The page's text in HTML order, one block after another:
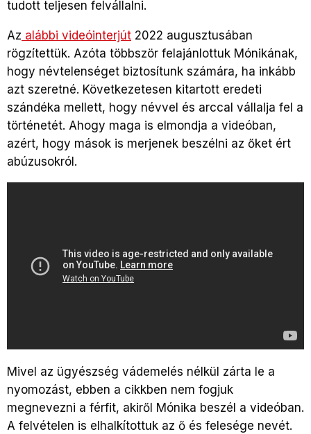
tudott teljesen felvállalni.
Az alábbi videóinterjút 2022 augusztusában
rögzítettük. Azóta többször felajánlottuk Mónikának,
hogy névtelenséget biztosítunk számára, ha inkább
azt szeretné. Következetesen kitartott eredeti
szándéka mellett, hogy névvel és arccal vállalja fel a
történetét. Ahogy maga is elmondja a videóban,
azért, hogy mások is merjenek beszélni az őket ért
abúzusokról.
Mivel az ügyészség vádemelés nélkül zárta le a
nyomozást, ebben a cikkben nem fogjuk
megnevezni a férfit, akiről Mónika beszél a videóban.
A felvételen is elhalkítottuk az ő és felesége nevét.